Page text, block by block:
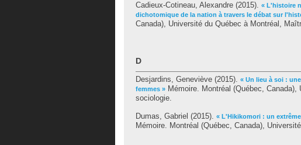
Cadieux-Cotineau, Alexandre (2015). « L'histoire
dichotomique de la nation à travers le débat sur
Canada), Université du Québec à Montréal,
D
Desjardins, Geneviève (2015). « Un lieu à soi :
femmes » Mémoire. Montréal (Québec,
sociologie.
Dumas, Gabriel (2015). « L'Hikikomori : un
Mémoire. Montréal (Québec, Canada),